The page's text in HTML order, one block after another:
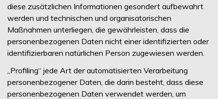
diese zusätzlichen Informationen gesondert aufbewahrt
werden und technischen und organisatorischen
Maßnahmen unterliegen, die gewährleisten, dass die
personenbezogenen Daten nicht einer identifizierten oder
identifizierbaren natürlichen Person zugewiesen werden.
„Profiling“ jede Art der automatisierten Verarbeitung
personenbezogener Daten, die darin besteht, dass diese
personenbezogenen Daten verwendet werden, um